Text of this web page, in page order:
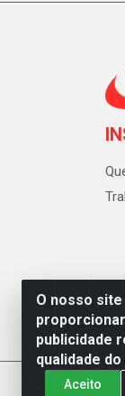
O nosso
publicidade
qualidade
Aceito